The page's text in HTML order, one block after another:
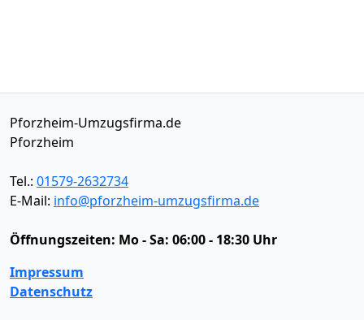
Pforzheim-Umzugsfirma.de
Pforzheim
Tel.: 01579-2632734
E-Mail: info@pforzheim-umzugsfirma.de
Öffnungszeiten: Mo - Sa: 06:00 - 18:30 Uhr
Impressum
Datenschutz